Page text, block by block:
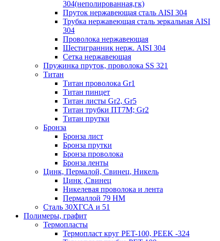
304(неполированная,гк)
Пруток нержавеющая сталь AISI 304
Трубка нержавеющая сталь зеркальная AISI
304
Проволока нержавеющая
Шестигранник нерж. AISI 304
Сетка нержавеющая
Пружинка пруток, проволока SS 321
Титан
Титан проволока Gr1
Титан пинцет
Титан листы Gr2, Gr5
Титан трубки ПТ7М; Gr2
Титан прутки
Бронза
Бронза лист
Бронза прутки
Бронза проволока
Бронза ленты
Цинк, Пермалой, Свинец, Никель
Цинк ,Свинец
Никелевая проволока и лента
Пермаллой 79 НМ
Сталь 30ХГСА и 51
Полимеры, графит
Термопласты
Термопласт круг PET-100, PEEK -324